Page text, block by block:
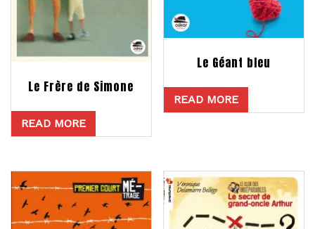
Le Frère de Simone
READ MORE
Le Géant bleu
READ MORE